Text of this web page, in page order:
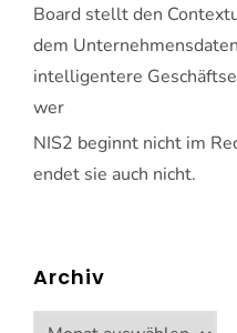
Board stellt den
dem
intelligentere
wer
NIS2 beginnt nicht im
endet sie auch nicht.
Archiv
Archiv